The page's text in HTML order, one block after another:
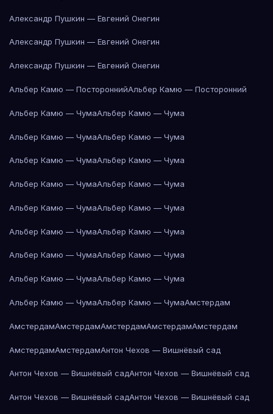
Александр Пушкин — Евгений Онегин
Александр Пушкин — Евгений Онегин
Александр Пушкин — Евгений Онегин
Альбер Камю — ПостороннийАльбер Камю — Посторонний
Альбер Камю — ЧумаАльбер Камю — Чума
Альбер Камю — ЧумаАльбер Камю — Чума
Альбер Камю — ЧумаАльбер Камю — Чума
Альбер Камю — ЧумаАльбер Камю — Чума
Альбер Камю — ЧумаАльбер Камю — Чума
Альбер Камю — ЧумаАльбер Камю — Чума
Альбер Камю — ЧумаАльбер Камю — Чума
Альбер Камю — ЧумаАльбер Камю — Чума
Альбер Камю — ЧумаАльбер Камю — ЧумаАмстердам
АмстердамАмстердамАмстердамАмстердамАмстердам
АмстердамАмстердамАнтон Чехов — Вишнёвый сад
Антон Чехов — Вишнёвый садАнтон Чехов — Вишнёвый сад
Антон Чехов — Вишнёвый садАнтон Чехов — Вишнёвый сад